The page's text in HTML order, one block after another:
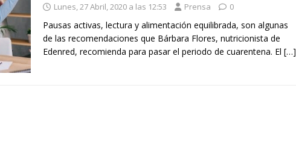
Lunes, 27 Abril, 2020 a las 12:53 Prensa 0
Pausas activas, lectura y alimentación equilibrada, son algunas
de las recomendaciones que Bárbara Flores, nutricionista de
Edenred, recomienda para pasar el periodo de cuarentena. El […]